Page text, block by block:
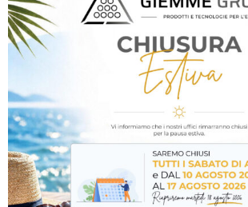
può essere facilmente
esigenze progettuali,
tonalità personalizzate e
della finitura finale.
Caratteristiche
Colore base: bianco
Colorabile con sistemi
Ottima adesione al supporto
Elevato potere coprente